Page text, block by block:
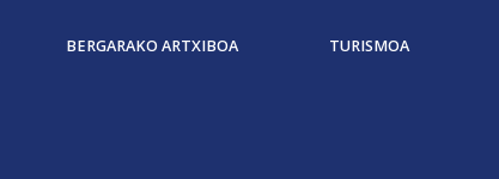
BERGARAKO ARTXIBOA TURISMOA